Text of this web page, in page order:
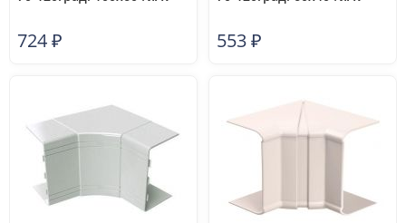
724₽ 553₽